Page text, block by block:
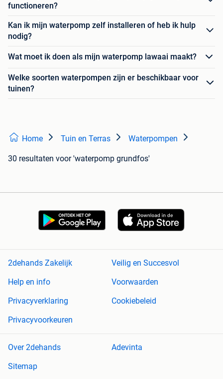
functioneren?
Kan ik mijn waterpomp zelf installeren of heb ik hulp
nodig?
Wat moet ik doen als mijn waterpomp lawaai maakt?
Welke soorten waterpompen zijn er beschikbaar voor
tuinen?
Home Tuin en Terras Waterpompen
30 resultaten voor 'waterpomp grundfos'
2dehands Zakelijk
Veilig en Succesvol
Help en info
Voorwaarden
Privacyverklaring
Cookiebeleid
Privacyvoorkeuren
Over 2dehands
Adevinta
Sitemap